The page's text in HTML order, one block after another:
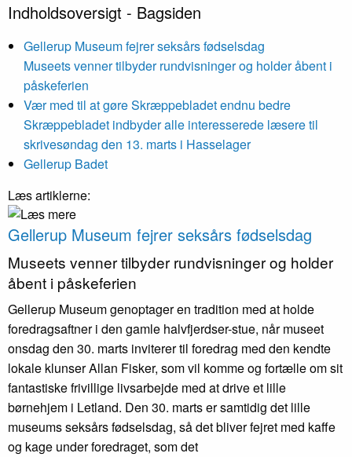
Indholdsoversigt - Bagsiden
Gellerup Museum fejrer seksårs fødselsdag
Museets venner tilbyder rundvisninger og holder åbent i
påskeferien
Vær med til at gøre Skræppe­bladet endnu bedre
Skræppe­bladet indbyder alle interesserede læsere til
skrivesøndag den 13. marts i Hasselager
Gellerup Badet
Læs artiklerne:
Gellerup Museum fejrer seksårs fødselsdag
Museets venner tilbyder rundvisninger og holder
åbent i påskeferien
Gellerup Museum genoptager en tradition med at holde
foredragsaftner i den gamle halvfjerdser-stue, når museet
onsdag den 30. marts inviterer til foredrag med den kendte
lokale klunser Allan Fisker, som vil komme og fortælle om sit
fantastiske frivillige livsarbejde med at drive et lille
børnehjem i Letland. Den 30. marts er samtidig det lille
museums seksårs fødselsdag, så det bliver fejret med kaffe
og kage under foredraget, som det